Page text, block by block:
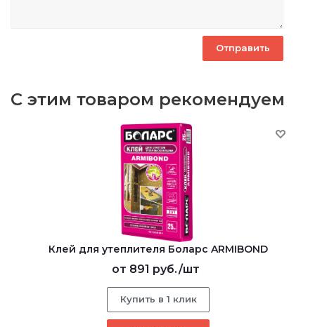
С этим товаром рекомендуем
Клей для утеплителя Боларс ARMIBOND
от 891 руб./шт
Купить в 1 клик